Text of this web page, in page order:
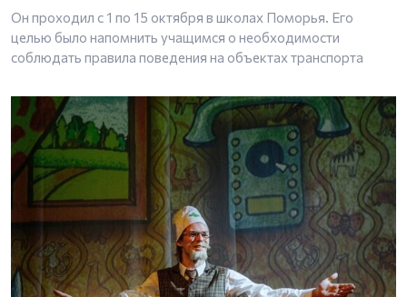
Он проходил с 1 по 15 октября в школах Поморья. Его
целью было напомнить учащимся о необходимости
соблюдать правила поведения на объектах транспорта